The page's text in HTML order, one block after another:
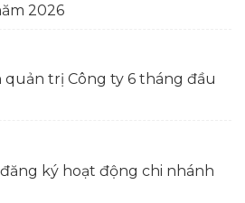
2026
quản trị Công ty 6 tháng đầu
ký hoạt động chi nhánh